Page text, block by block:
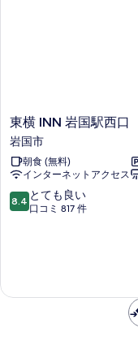
る東
横
INN
岩
国
駅
西
東横 INN 岩国駅西口
岩国市
朝食 (無料)
インターネットアクセス
10
段
も
8.4 とても良い
口コミ 817 件